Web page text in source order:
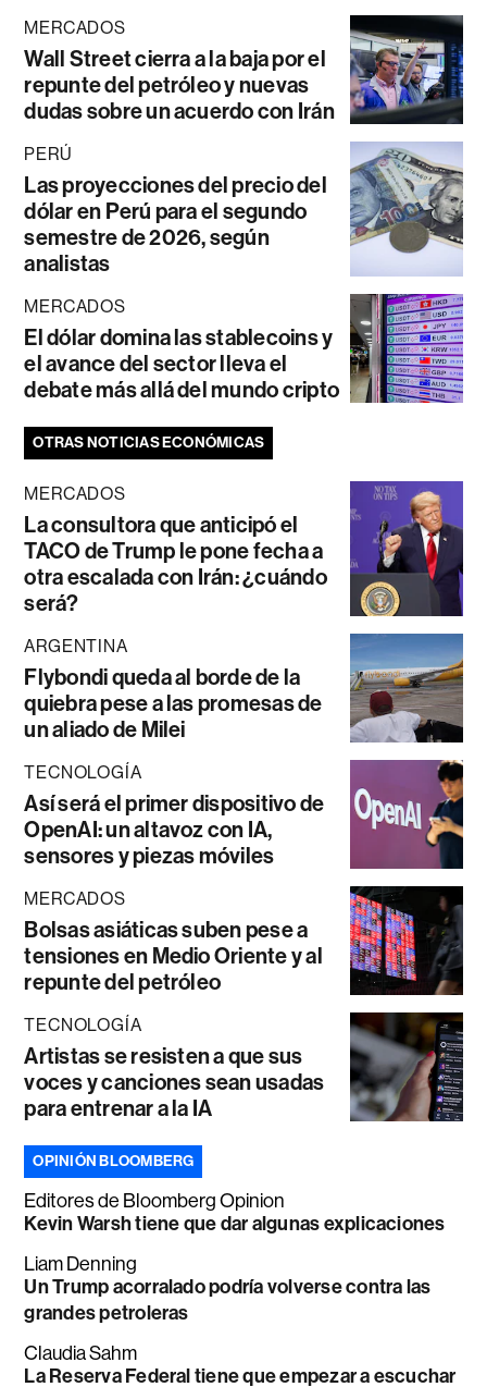
MERCADOS
Wall Street cierra a la baja por el
repunte del petróleo y nuevas
dudas sobre un acuerdo con Irán
PERÚ
Las proyecciones del precio del
dólar en Perú para el segundo
semestre de 2026, según
analistas
MERCADOS
El dólar domina las stablecoins y
el avance del sector lleva el
debate más allá del mundo cripto
OTRAS NOTICIAS ECONÓMICAS
MERCADOS
La consultora que anticipó el
TACO de Trump le pone fecha a
otra escalada con Irán: ¿cuándo
será?
ARGENTINA
Flybondi queda al borde de la
quiebra pese a las promesas de
un aliado de Milei
TECNOLOGÍA
Así será el primer dispositivo de
OpenAI: un altavoz con IA,
sensores y piezas móviles
MERCADOS
Bolsas asiáticas suben pese a
tensiones en Medio Oriente y al
repunte del petróleo
TECNOLOGÍA
Artistas se resisten a que sus
voces y canciones sean usadas
para entrenar a la IA
OPINIÓN BLOOMBERG
Editores de Bloomberg Opinion
Kevin Warsh tiene que dar algunas explicaciones
Liam Denning
Un Trump acorralado podría volverse contra las
grandes petroleras
Claudia Sahm
La Reserva Federal tiene que empezar a escuchar